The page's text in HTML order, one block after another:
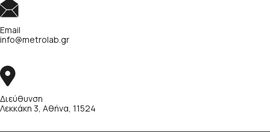
Email
info@metrolab.gr
Διεύθυνση
Λεκκάκη 3, Αθήνα, 11524